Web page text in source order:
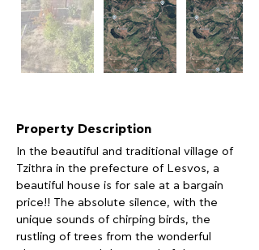
Property Description
In the beautiful and traditional village of
Tzithra in the prefecture of Lesvos, a
beautiful house is for sale at a bargain
price!! The absolute silence, with the
unique sounds of chirping birds, the
rustling of trees from the wonderful